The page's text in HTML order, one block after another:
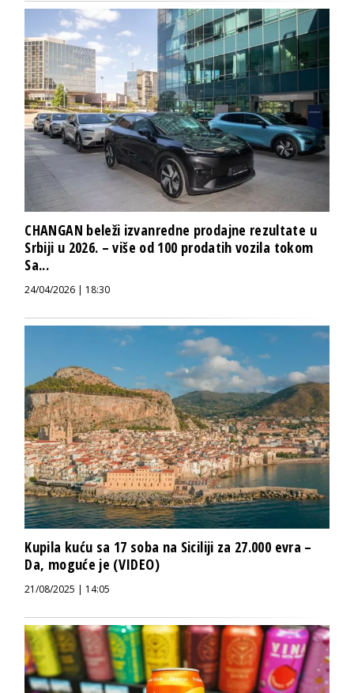
CHANGAN beleži izvanredne prodajne rezultate u
Srbiji u 2026. – više od 100 prodatih vozila tokom
Sa...
24/04/2026 | 18:30
Kupila kuću sa 17 soba na Siciliji za 27.000 evra –
Da, moguće je (VIDEO)
21/08/2025 | 14:05